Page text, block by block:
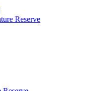
Reserve